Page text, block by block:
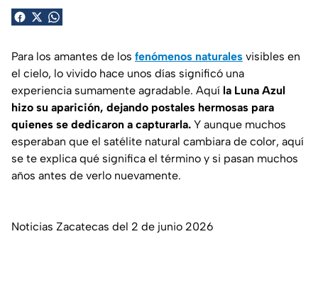
Para los amantes de los fenómenos naturales visibles en
el cielo, lo vivido hace unos días significó una
experiencia sumamente agradable. Aquí la Luna Azul
hizo su aparición, dejando postales hermosas para
quienes se dedicaron a capturarla. Y aunque muchos
esperaban que el satélite natural cambiara de color, aquí
se te explica qué significa el término y si pasan muchos
años antes de verlo nuevamente.
Noticias Zacatecas del 2 de junio 2026